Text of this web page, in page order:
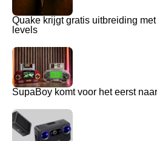
Quake krijgt gratis uitbreiding
levels
SupaBoy komt voor het eerst